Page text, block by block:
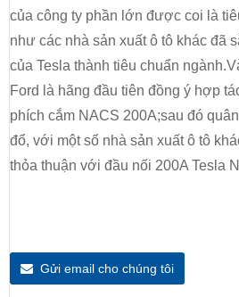
của công ty phần lớn được coi là
như các nhà sản xuất ô tô khác đã
của Tesla thành tiêu chuẩn
Ford là hãng đầu tiên đồng ý hợp
phích cắm NACS 200A;sau đó
đổ, với một số nhà sản xuất ô tô
thỏa thuận với đầu nối 200A Tesla
Gửi email cho chúng tôi